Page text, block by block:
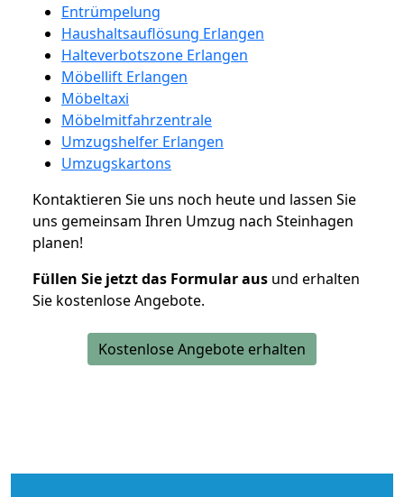
Entrümpelung
Haushaltsauflösung Erlangen
Halteverbotszone Erlangen
Möbellift Erlangen
Möbeltaxi
Möbelmitfahrzentrale
Umzugshelfer Erlangen
Umzugskartons
Kontaktieren Sie uns noch heute und lassen Sie
uns gemeinsam Ihren Umzug nach Steinhagen
planen!
Füllen Sie jetzt das Formular aus und erhalten
Sie kostenlose Angebote.
Kostenlose Angebote erhalten